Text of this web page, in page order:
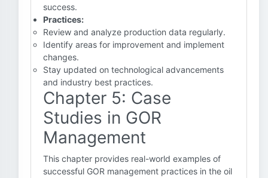
success.
Practices:
Review and analyze production data regularly.
Identify areas for improvement and implement
changes.
Stay updated on technological advancements
and industry best practices.
Chapter 5: Case
Studies in GOR
Management
This chapter provides real-world examples of
successful GOR management practices in the oil